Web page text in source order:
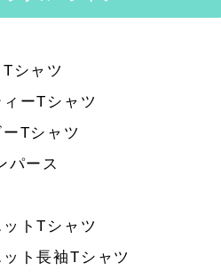
シャツ
ーTシャツ
Tシャツ
パース
トTシャツ
ト長袖Tシャツ